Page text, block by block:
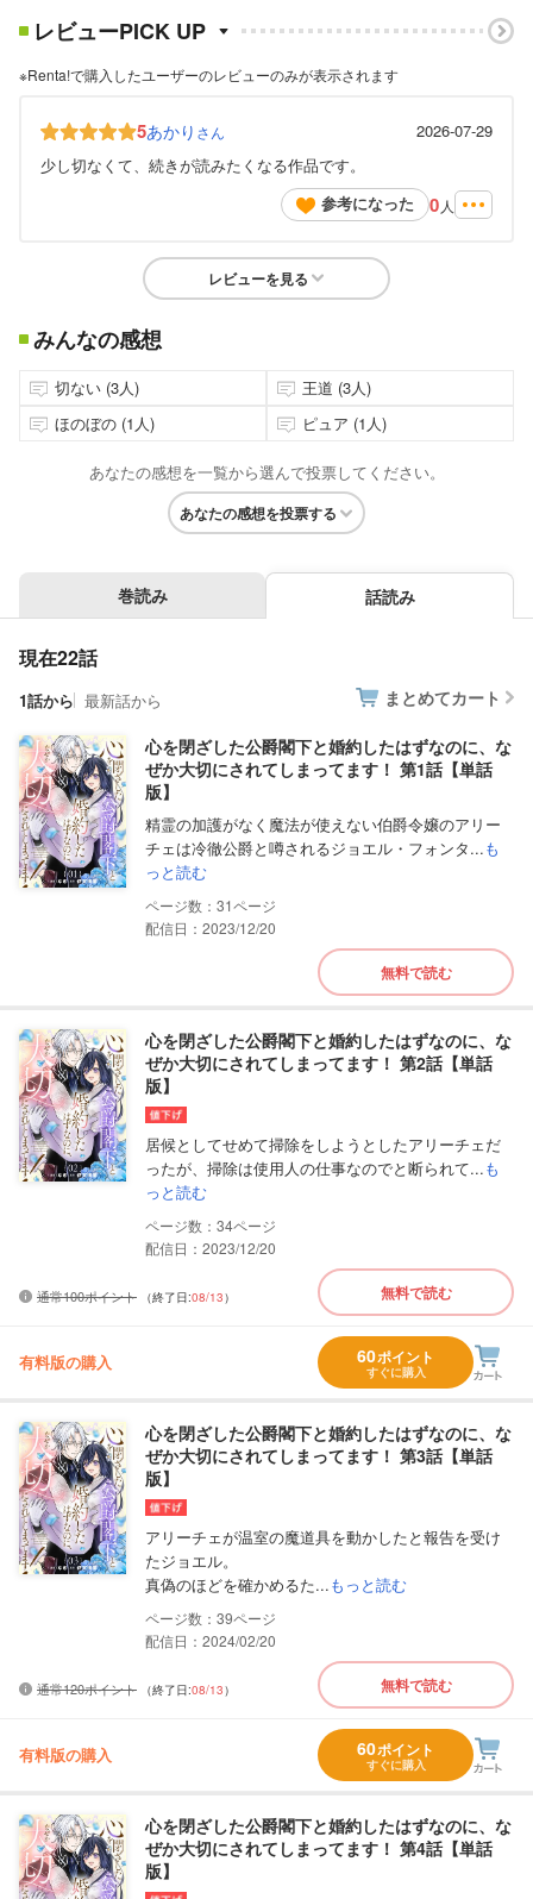
レビューPICK UP
※Renta!で購入したユーザーのレビューのみが表示されます
5あかり さん
2026-07-29
少し切なくて、続きが読みたくなる作品です。
参考になった
0 人
レビューを見る
みんなの感想
切ない (3人)
王道 (3人)
ほのぼの (1人)
ピュア (1人)
あなたの感想を一覧から選んで投票してください。
あなたの感想を投票する
巻読み 話読み
現在22話
1話から 最新話から まとめてカート
心を閉ざした公爵閣下と婚約したはずなのに、な
ぜか大切にされてしまってます！ 第1話【単話
版】
精霊の加護がなく魔法が使えない伯爵令嬢のアリー
チェは冷徹公爵と噂されるジョエル・フォンタ...も
っと読む
31
配信日：2023/12/20
無料で読む
心を閉ざした公爵閣下と婚約したはずなのに、な
ぜか大切にされてしまってます！ 第2話【単話
版】
居候としてせめて掃除をしようとしたアリーチェだ
ったが、掃除は使用人の仕事なのでと断られて...も
っと読む
34
配信日：2023/12/20
通常100ポイント （終了日:08/13） 無料で読む
有料版の購入 60ポイント
すぐに購入
心を閉ざした公爵閣下と婚約したはずなのに、な
ぜか大切にされてしまってます！ 第3話【単話
版】
アリーチェが温室の魔道具を動かしたと報告を受け
たジョエル。
真偽のほどを確かめるた...もっと読む
39
配信日：2024/02/20
通常120ポイント （終了日:08/13） 無料で読む
有料版の購入 60ポイント
すぐに購入
心を閉ざした公爵閣下と婚約したはずなのに、な
ぜか大切にされてしまってます！ 第4話【単話
版】